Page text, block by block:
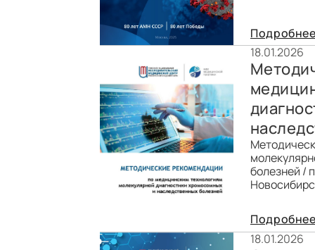
18.01.2026
болезней /
18.01.2026